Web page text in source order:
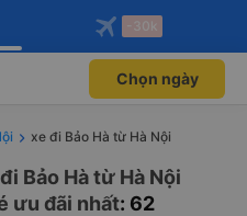
ngay!
viên độc
Mở app
máy bay qua
Mở app
-30k
Chọn ngày
xe đi Bảo Hà từ Hà Nội
Bảo Hà từ Hà Nội
ưu đãi nhất: 62